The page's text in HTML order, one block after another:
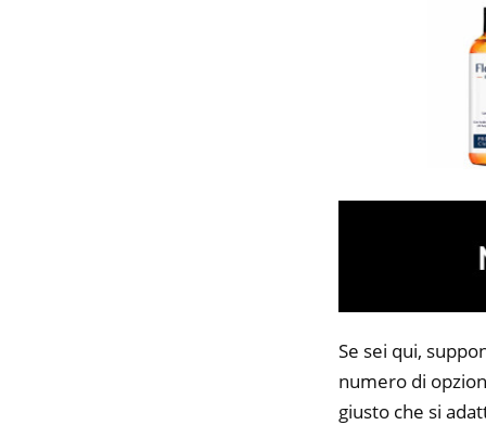
Se sei qui,
numero di
giusto che si